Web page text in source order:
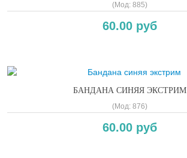
(Мод: 885)
60.00 руб
БАНДАНА СИНЯЯ ЭКСТРИМ
(Мод: 876)
60.00 руб